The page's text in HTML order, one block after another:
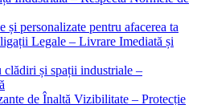
și personalizate pentru afacerea ta
Legale – Livrare Imediată și
clădiri și spații industriale –
de Înaltă Vizibilitate – Protecție